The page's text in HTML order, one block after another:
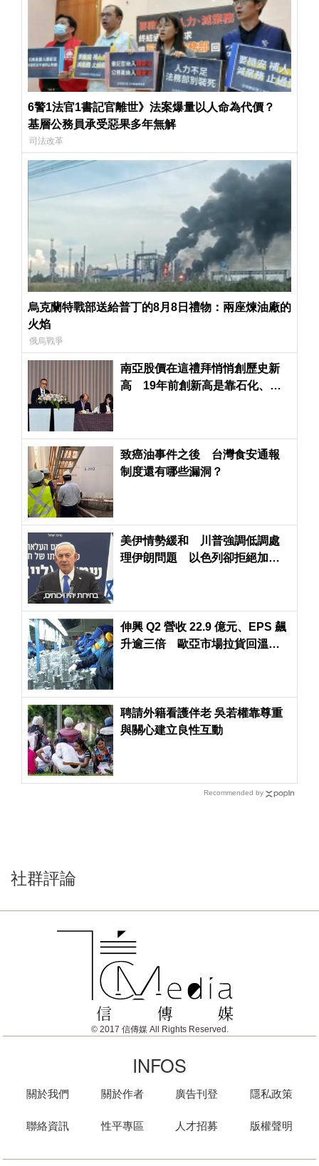
6警1法官1書記官離世》法案爆量以人命為代價？
基層公務員承受惡果多年無解
司法改革
烏克蘭特戰部送給普丁的8月8日禮物：兩座煉油廠的
火焰
俄烏戰爭
南亞股價在這禮拜悄悄創歷史新
高 19年前創新高是靠石化、今
致癌油事件之後 台灣食安通報
制度還有哪些漏洞？
美伊情勢緩和 川普強調低調處
理伊朗問題 以色列卻拒絕加薩
伸興 Q2 營收 22.9 億元、EPS 飆
升逾三倍 歐亞市場拉貨回溫助
聘請外籍看護伴老 吳若權靠尊重
與關心建立良性互動
Recommended by
社群評論
© 2017 信傳媒 All Rights Reserved.
INFOS
關於我們
聯絡資訊
關於作者
性平專區
廣告刊登
人才招募
隱私政策
版權聲明